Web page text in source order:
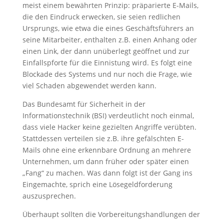
meist einem bewährten Prinzip: präparierte E-Mails,
die den Eindruck erwecken, sie seien redlichen
Ursprungs, wie etwa die eines Geschäftsführers an
seine Mitarbeiter, enthalten z.B. einen Anhang oder
einen Link, der dann unüberlegt geöffnet und zur
Einfallspforte für die Einnistung wird. Es folgt eine
Blockade des Systems und nur noch die Frage, wie
viel Schaden abgewendet werden kann.
Das Bundesamt für Sicherheit in der
Informationstechnik (BSI) verdeutlicht noch einmal,
dass viele Hacker keine gezielten Angriffe verübten.
Stattdessen verteilen sie z.B. ihre gefälschten E-
Mails ohne eine erkennbare Ordnung an mehrere
Unternehmen, um dann früher oder später einen
„Fang“ zu machen. Was dann folgt ist der Gang ins
Eingemachte, sprich eine Lösegeldforderung
auszusprechen.
Überhaupt sollten die Vorbereitungshandlungen der